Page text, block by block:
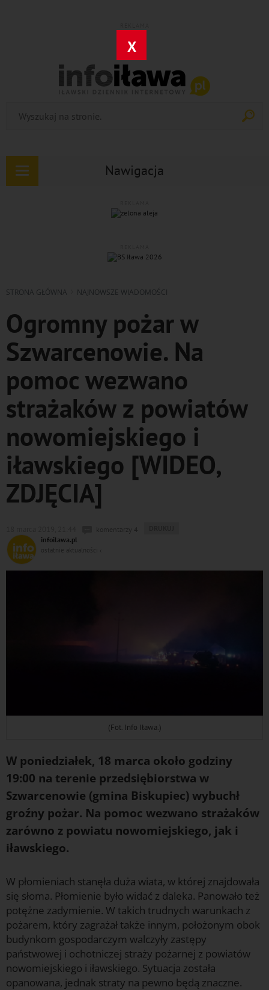
X
Nawigacja
Rozwiń
STRONA GŁÓWNA NAJNOWSZE WIADOMOŚCI
Ogromny pożar w
Szwarcenowie. Na
pomoc wezwano
strażaków z powiatów
nowomiejskiego i
iławskiego [WIDEO,
ZDJĘCIA]
infoilawa.pl
ostatnie aktualności ‹
(Fot. Info Iława.)
W poniedziałek, 18 marca około godziny
19:00 na terenie przedsiębiorstwa w
Szwarcenowie (gmina Biskupiec) wybuchł
groźny pożar. Na pomoc wezwano strażaków
zarówno z powiatu nowomiejskiego, jak i
iławskiego.
W płomieniach stanęła duża wiata, w której znajdowała
się słoma. Płomienie było widać z daleka. Panowało też
potężne zadymienie. W takich trudnych warunkach z
pożarem, który zagrażał także innym, położonym obok
budynkom gospodarczym walczyły zastępy
państwowej i ochotniczej straży pożarnej z powiatów
nowomiejskiego i iławskiego. Sytuacja została
opanowana, jednak straty na pewno będą znaczne.